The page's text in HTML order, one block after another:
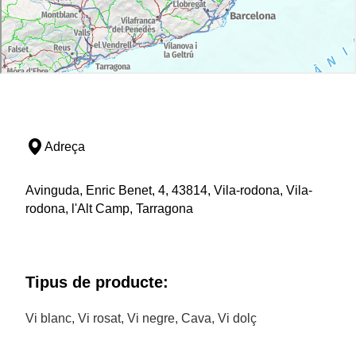
Adreça
Avinguda, Enric Benet, 4, 43814, Vila-rodona, Vila-
rodona, l'Alt Camp, Tarragona
Tipus de producte:
Vi blanc, Vi rosat, Vi negre, Cava, Vi dolç